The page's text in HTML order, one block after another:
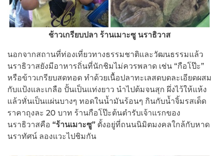
ช้าวเกรียบปลา ร้านเมาะซู นราธิวาส
นอกจากสถานที่ท่องเที่ยวทางธรรมชาติและวัฒนธรรมแล้ว
นราธิวาสยังมีอาหารถิ่นที่นักชิมไม่ควรพลาด เช่น “กือโป๊ะ”
หรือข้าวเกรียบสดทอด ทำด้วยเนื้อปลาทะเลสดบดละเอียดผสม
กับแป้งและเกลือ ปั้นเป็นแท่งยาว นำไปต้มจนสุก ผึ่งไว้ให้แห้ง
แล้วหั่นเป็นแผ่นบางๆ ทอดในน้ำมันร้อนๆ กินกับน้ำจิ้มรสเด็ด
ราคาถุงละ 20 บาท ร้านกือโป๊ะต้นตำรับเจ้าแรกของ
นราธิวาสคือ “ร้านเมาะซู” ตั้งอยู่ที่ถนนนิมิตมงคลใกล้กับหาด
นราทัศน์ ลองแวะไปชิมกัน